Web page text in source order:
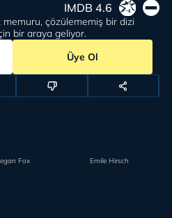
memuru, çözülememiş bir dizi
bir araya geliyor.
IMDB 4.6
Üye Ol
Fox Emile Hirsch